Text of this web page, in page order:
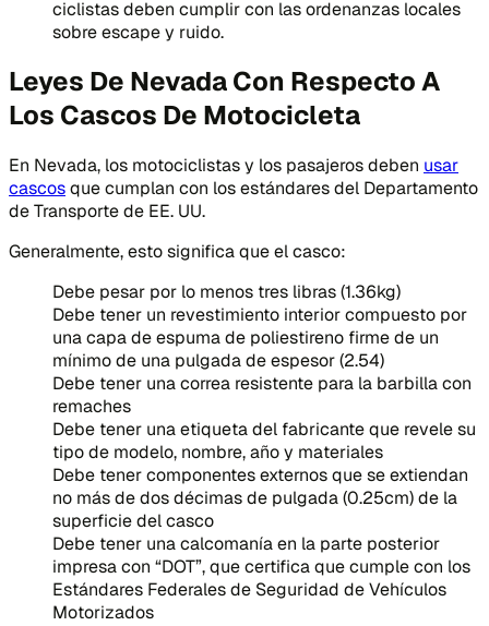
ciclistas deben cumplir con las ordenanzas locales
sobre escape y ruido.
Leyes De Nevada Con Respecto A
Los Cascos De Motocicleta
En Nevada, los motociclistas y los pasajeros deben usar
cascosque cumplan con los estándares del Departamento
de Transporte de EE. UU.
Generalmente, esto significa que el casco:
Debe pesar por lo menos tres libras (1.36kg)
Debe tener un revestimiento interior compuesto por
una capa de espuma de poliestireno firme de un
mínimo de una pulgada de espesor (2.54)
Debe tener una correa resistente para la barbilla con
remaches
Debe tener una etiqueta del fabricante que revele su
tipo de modelo, nombre, año y materiales
Debe tener componentes externos que se extiendan
no más de dos décimas de pulgada (0.25cm) de la
superficie del casco
Debe tener una calcomanía en la parte posterior
impresa con “DOT”, que certifica que cumple con los
Estándares Federales de Seguridad de Vehículos
Motorizados